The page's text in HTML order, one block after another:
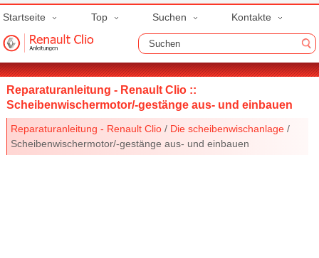
Startseite Top Suchen Kontakte
Reparaturanleitung - Renault Clio ::
Scheibenwischermotor/-gestänge aus- und einbauen
Reparaturanleitung - Renault Clio / Die scheibenwischanlage /
Scheibenwischermotor/-gestänge aus- und einbauen